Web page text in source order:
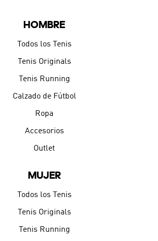
HOMBRE
Todos los Tenis
Tenis Originals
Tenis Running
Calzado de Fútbol
Ropa
Accesorios
Outlet
MUJER
Todos los Tenis
Tenis Originals
Tenis Running